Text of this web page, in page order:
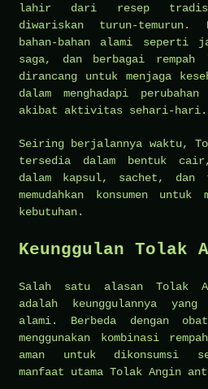
lahir dari resep
diwariskan turun-temurun.
bahan-bahan alami seperti
saga, dan berbagai
dirancang untuk menjaga
dalam menghadapi
akibat aktivitas sehari-hari.
Seiring berjalannya waktu,
tersedia dalam bentuk
dalam kapsul, sachet, dan
memudahkan konsumen untuk
kebutuhan.
Keunggulan Tolak
Salah satu alasan Tolak
adalah keunggulannya
alami. Berbeda dengan
menggunakan kombinasi
aman untuk dikonsumsi
manfaat utama Tolak Angin